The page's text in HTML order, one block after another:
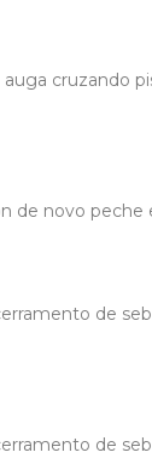
cruzando
de novo peche
de
de